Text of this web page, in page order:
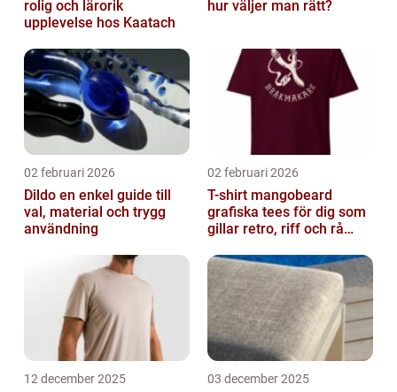
rolig och lärorik
upplevelse hos Kaatach
hur väljer man rätt?
02 februari 2026
Dildo en enkel guide till
val, material och trygg
användning
02 februari 2026
T-shirt mangobeard
grafiska tees för dig som
gillar retro, riff och rå
12 december 2025 03 december 2025